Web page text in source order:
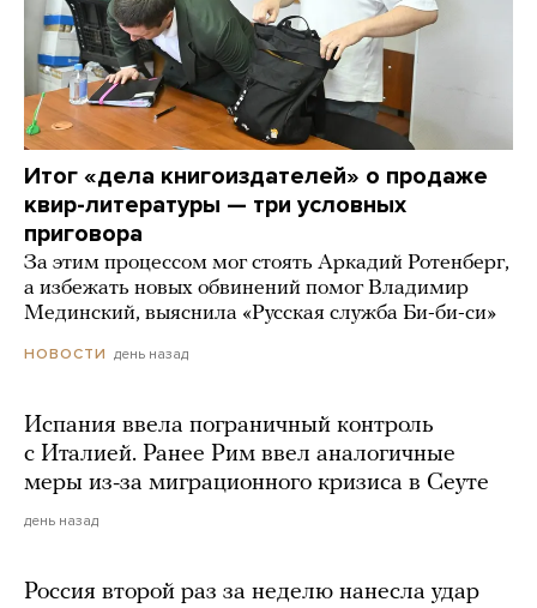
Итог «дела книгоиздателей» о продаже
квир-литературы — три условных
приговора
За этим процессом мог стоять Аркадий Ротенберг,
а избежать новых обвинений помог Владимир
Мединский, выяснила «Русская служба Би-би-си»
НОВОСТИ день назад
Испания ввела пограничный контроль
с Италией. Ранее Рим ввел аналогичные
меры из-за миграционного кризиса в Сеуте
день назад
Россия второй раз за неделю нанесла удар